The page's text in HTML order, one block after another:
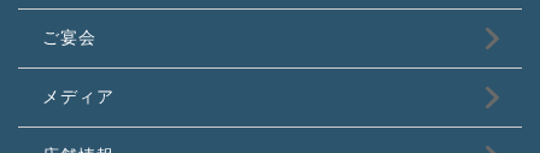
ご宴会
メディア